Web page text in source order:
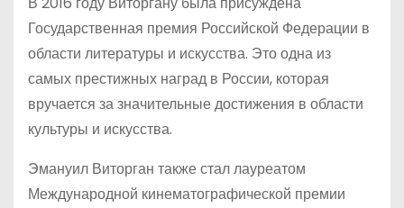
Государственная премия Российской Федерации в
области литературы и искусства. Это одна из
самых престижных наград в России, которая
вручается за значительные достижения в области
культуры и искусства.
Эмануил Виторган также стал лауреатом
Международной кинематографической премии